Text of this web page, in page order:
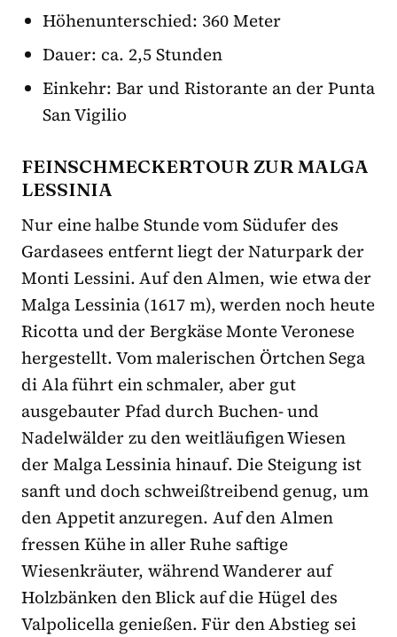
Höhenunterschied: 360 Meter
Dauer: ca. 2,5 Stunden
Einkehr: Bar und Ristorante an der Punta
San Vigilio
FEINSCHMECKERTOUR ZUR MALGA
LESSINIA
Nur eine halbe Stunde vom Südufer des
Gardasees entfernt liegt der Naturpark der
Monti Lessini. Auf den Almen, wie etwa der
Malga Lessinia (1617 m), werden noch heute
Ricotta und der Bergkäse Monte Veronese
hergestellt. Vom malerischen Örtchen Sega
di Ala führt ein schmaler, aber gut
ausgebauter Pfad durch Buchen- und
Nadelwälder zu den weitläufigen Wiesen
der Malga Lessinia hinauf. Die Steigung ist
sanft und doch schweißtreibend genug, um
den Appetit anzuregen. Auf den Almen
fressen Kühe in aller Ruhe saftige
Wiesenkräuter, während Wanderer auf
Holzbänken den Blick auf die Hügel des
Valpolicella genießen. Für den Abstieg sei